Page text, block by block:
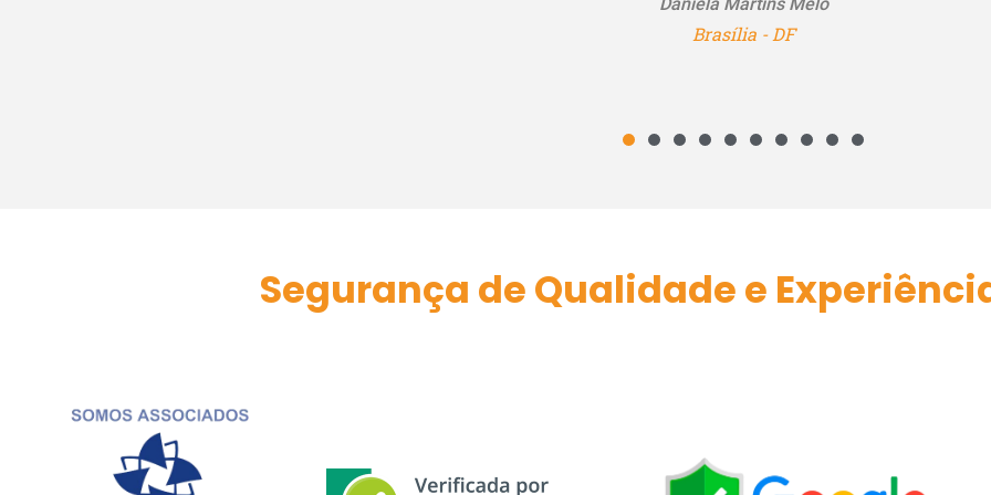
Segurança de Qualidade e